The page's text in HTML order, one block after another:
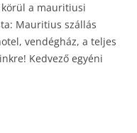
a mauritiusi
Mauritius szállás
vendégház, a teljes
Kedvező egyéni